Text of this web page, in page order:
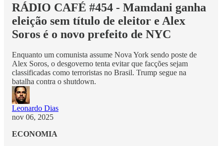
RÁDIO CAFÉ #454 - Mamdani ganha
eleição sem título de eleitor e Alex
Soros é o novo prefeito de NYC
Enquanto um comunista assume Nova York sendo poste de
Alex Soros, o desgoverno tenta evitar que facções sejam
classificadas como terroristas no Brasil. Trump segue na
batalha contra o shutdown.
Leonardo Dias
nov 06, 2025
ECONOMIA